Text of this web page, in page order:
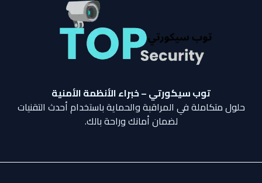
توب سيكورتي – خبراء الأنظمة الأمنية
حلول متكاملة في المراقبة والحماية باستخدام أحدث التقنيات
لضمان أمانك وراحة بالك.